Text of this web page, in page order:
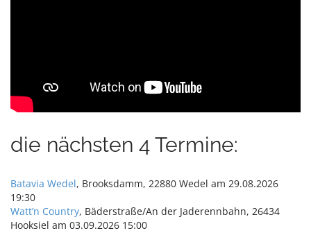
die nächsten 4 Termine:
Batavia Wedel, Brooksdamm, 22880 Wedel am 29.08.2026
19:30
Watt’n Country, Bäderstraße/An der Jaderennbahn, 26434
Hooksiel am 03.09.2026 15:00